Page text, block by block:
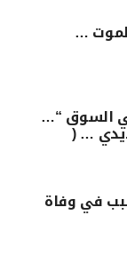
…
السوق “…
… (
في وفاة